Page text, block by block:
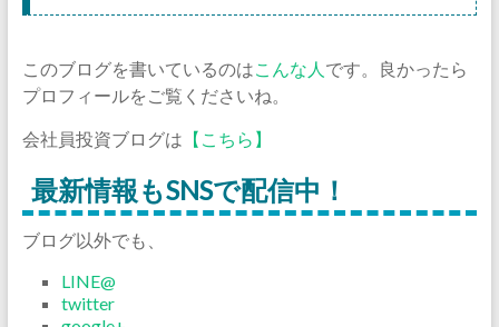
このブログを書いているのはこんな人 です。良かったら
プロフィールをご覧くださいね。
会社員投資ブログは 【こちら】
最新情報もSNSで配信中！
ブログ以外でも、
LINE@
twitter